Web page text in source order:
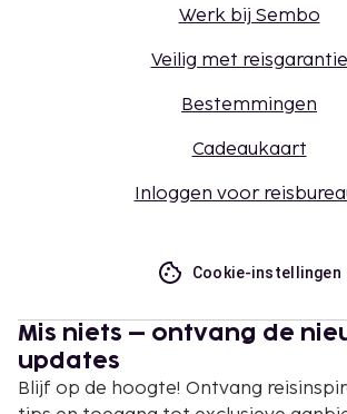
Werk bij Sembo
Veilig met reisgarantie
Bestemmingen
Cadeaukaart
Inloggen voor
Cookie-instellingen
Mis niets – ontvang de
updates
Blijf op de hoogte! Ontvang